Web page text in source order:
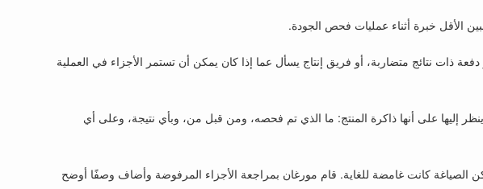
الأقل خبرة أثناء عمليات فحص الجودة.
نتائج متضاربة، أو فريق إنتاج يسأل عما إذا كان يمكن أن تستمر الأجزاء في العملية
إليها على أنها ذاكرة المنتج: ما الذي تم فحصه، ومن قبل من، وبأي نتيجة، وعلى أي
الصياغة كانت غامضة للغاية. قام مورغان بمراجعة الأجزاء المرفوضة وأضاف وصفًا أوضح